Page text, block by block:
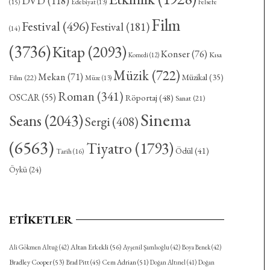
Edebiyat(13)
(14) Festival (496)Festival(181)Film
(3736)Kitap (2093) Komedi(12) Konser(76) Kısa
Film(22)Mekan(71) Müze (13) Müzik(722) Müzikal(35)
OSCAR(55) Roman(341) Röportaj (48) Sanat(21)
Seans (2043)Sergi(408)Sinema
(6563) Tarih(16) Tiyatro (1793) Ödül(41)
Öykü(24)
ETIKETLER
Ali Gökmen Altuğ(42) Altan Erkekli(56) Ayşenil Şamlıoğlu(42) Boya Benek(42)
Bradley Cooper(53) Brad Pitt(45) Cem Adrian(51) Doğan Altınel(41) Doğan